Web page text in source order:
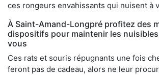
ces rongeurs envahissants qui nuisent à
À Saint-Amand-Longpré profitez des
dispositifs pour maintenir les
vous
Ces rats et souris répugnants une fois
feront pas de cadeau, alors ne leur